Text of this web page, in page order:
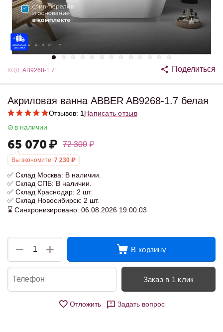
КОД: AB9268-1.7 Поделиться
Акриловая ванна ABBER AB9268-1.7 белая
Отзывов: 1 Написать отзыв
в наличии
65 070 ₽ 72 300 ₽
Вы экономите: 7 230 ₽
✅ Склад Москва: В наличии.
✅ Склад СПБ: В наличии.
✅ Склад Краснодар: 2 шт.
✅ Склад Новосибирск: 2 шт.
⌛ Синхронизировано: 06.08.2026 19:00:03
+
− В корзину
Заказ в 1 клик
Отложить Задать вопрос